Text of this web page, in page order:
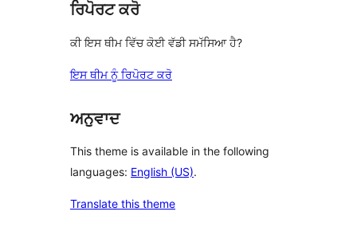
ਰਿਪੋਰਟ ਕਰੋ
ਕੀ ਇਸ ਥੀਮ ਵਿੱਚ ਕੋਈ ਵੱਡੀ ਸਮੱਸਿਆ ਹੈ?
ਇਸ ਥੀਮ ਨੂੰ ਰਿਪੋਰਟ ਕਰੋ
ਅਨੁਵਾਦ
This theme is available in the following
languages: English (US).
Translate this theme